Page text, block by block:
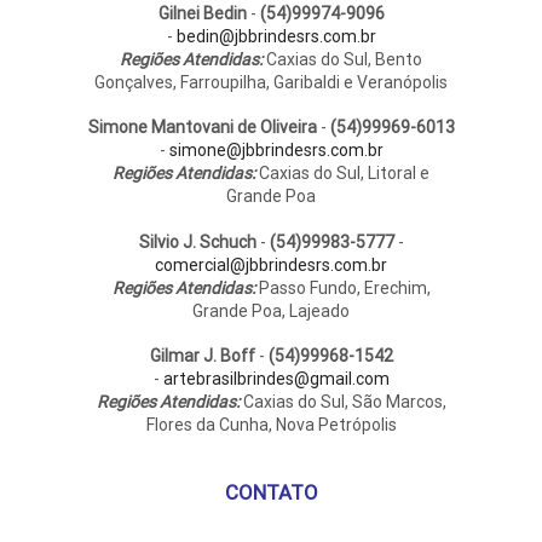
Gilnei Bedin- (54)99974-9096
- bedin@jbbrindesrs.com.br
Regiões Atendidas:Caxias do Sul, Bento
Gonçalves, Farroupilha, Garibaldi e Veranópolis
Simone Mantovani de Oliveira- (54)99969-6013
- simone@jbbrindesrs.com.br
Regiões Atendidas:Caxias do Sul, Litoral e
Grande Poa
Silvio J. Schuch- (54)99983-5777-
comercial@jbbrindesrs.com.br
Regiões Atendidas:Passo Fundo, Erechim,
Grande Poa, Lajeado
Gilmar J. Boff- (54)99968-1542
- artebrasilbrindes@gmail.com
Regiões Atendidas:Caxias do Sul, São Marcos,
Flores da Cunha, Nova Petrópolis
CONTATO